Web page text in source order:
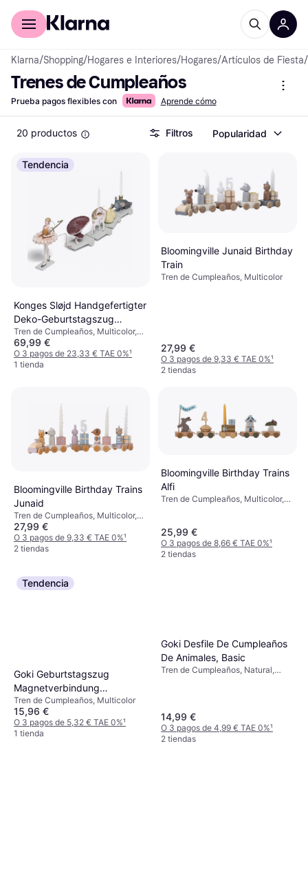
Comprar con Klarna
Klarna/Shopping/Hogares e Interiores/Hogares/Artículos de Fiesta/
Trenes de Cumpleaños
Prueba pagos flexibles con Aprende cómo
20 productos Filtros Popularidad
Tendencia
Konges Sløjd Handgefertigter
Deko-Geburtstagszug
Ballerina H12 x L69 cm
Tren de Cumpleaños, Multicolor,
Animal
69,99 €
O 3 pagos de 23,33 € TAE 0%¹
1 tienda
Bloomingville Junaid Birthday
Train
Tren de Cumpleaños, Multicolor
27,99 €
O 3 pagos de 9,33 € TAE 0%¹
2 tiendas
Bloomingville Birthday Trains
Junaid
Tren de Cumpleaños, Multicolor,
Animal, Pastel, Números, Baby
Shower
27,99 €
O 3 pagos de 9,33 € TAE 0%¹
2 tiendas
Bloomingville Birthday Trains
Alfi
Tren de Cumpleaños, Multicolor,
25,99 €
O 3 pagos de 8,66 € TAE 0%¹
2 tiendas
Tendencia
Goki Geburtstagszug
Magnetverbindung
Mehrfarbig
Tren de Cumpleaños, Multicolor
15,96 €
O 3 pagos de 5,32 € TAE 0%¹
1 tienda
Goki Desfile De Cumpleaños
De Animales, Basic
Tren de Cumpleaños, Natural,
14,99 €
O 3 pagos de 4,99 € TAE 0%¹
2 tiendas